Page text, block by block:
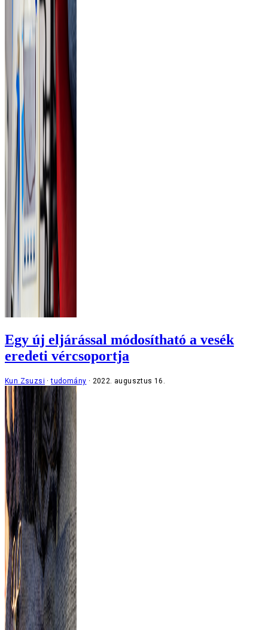
Egy új eljárással módosítható a vesék
eredeti vércsoportja
Kun Zsuzsi tudomány 2022. augusztus 16.